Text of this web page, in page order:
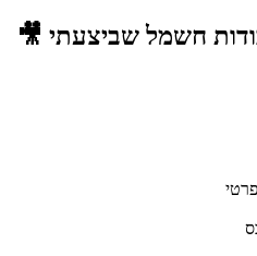
חשמל שביצעתי 🎥